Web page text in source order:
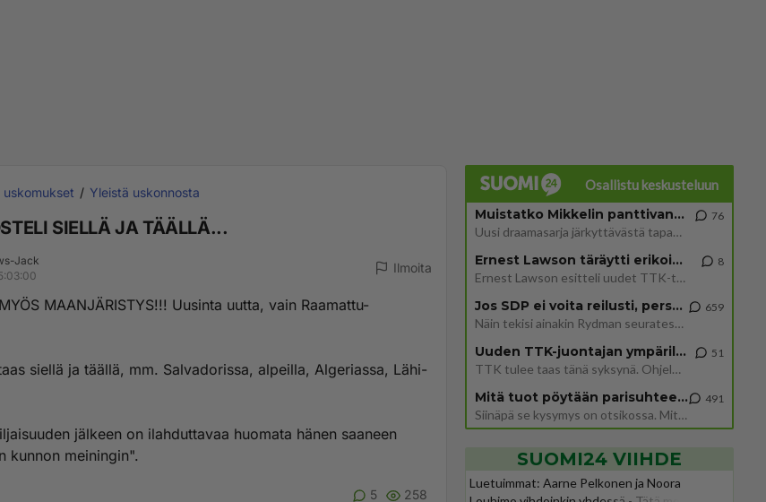
uskomukset Yleistä uskonnosta
SIELLÄ JA TÄÄLLÄ...
Jack
Ilmoita
MAANJÄRISTYS!!! Uusinta uutta, vain Raamattu-
siellä ja täällä, mm. Salvadorissa, alpeilla, Algeriassa, Lähi-
jälkeen on ilahduttavaa huomata hänen saaneen
kunnon meiningin".
5 258
Osallistu keskusteluun
Muistatko Mikkelin panttivankidraaman?
Uusi draamasarja järkyttävästä tapauksesta on tulossa. Tositapahtumiin perustuva sarja ammentaa vuoden 1986 Mikkelin pan
76
Ernest Lawson täräytti erikoisen heiton TTK-lehdistötilaisuudessa: " Onko tässä tarkoituksena...?"
Ernest Lawson esitteli uudet TTK-tähtioppilaat ja opettajat torstaina 6.8. lehdistölle. Tulevalla kaudella on yksi hausk
8
Jos SDP ei voita reilusti, persut kumoavat demokratian Suomesta
Näin tekisi ainakin Rydman seuratessaan idolinsa Trumpin mallia https://www.is.fi/politiikka/art-2000012187244.html
659
Uuden TTK-juontajan ympärillä epätietoisuus sakenee - Nyt MTV hämmentää soppaa
TTK tulee taas tänä syksynä. Ohjelman uudet tähtioppilaat julkistetaan torstaina 6. elokuuta klo 14 alkavassa lehdistö
51
Mitä tuot pöytään parisuhteessa?
Siinäpä se kysymys on otsikossa. Mitäpä siis tuot/toisit pöytään parisuhteessa? Oletko mies vai nainen? Koetko sen mitä
491
SUOMI24 VIIHDE
Luetuimmat: Aarne Pelkonen ja Noora